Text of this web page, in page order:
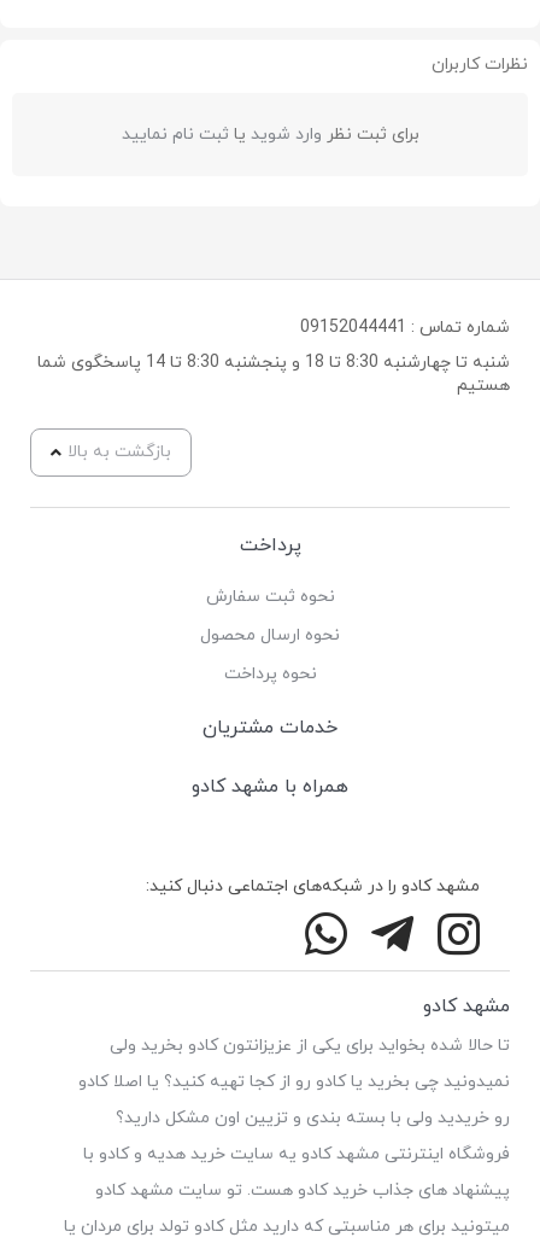
نظرات کاربران
برای ثبت نظر وارد شوید یا ثبت نام نمایید
شماره تماس : 09152044441
شنبه تا چهارشنبه 8:30 تا 18 و پنجشنبه 8:30 تا 14 پاسخگوی شما
هستیم
بازگشت به بالا
پرداخت
نحوه ثبت سفارش
نحوه ارسال محصول
نحوه پرداخت
خدمات مشتریان
همراه با مشهد کادو
مشهد کادو را در شبکه‌های اجتماعی دنبال کنید:
مشهد کادو
تا حالا شده بخواید برای یکی از عزیزانتون کادو بخرید ولی
نمیدونید چی بخرید یا کادو رو از کجا تهیه کنید؟ یا اصلا کادو
رو خریدید ولی با بسته بندی و تزیین اون مشکل دارید؟
فروشگاه اینترنتی مشهد کادو یه سایت خرید هدیه و کادو با
پیشنهاد های جذاب خرید کادو هست. تو سایت مشهد کادو
میتونید برای هر مناسبتی که دارید مثل کادو تولد برای مردان یا